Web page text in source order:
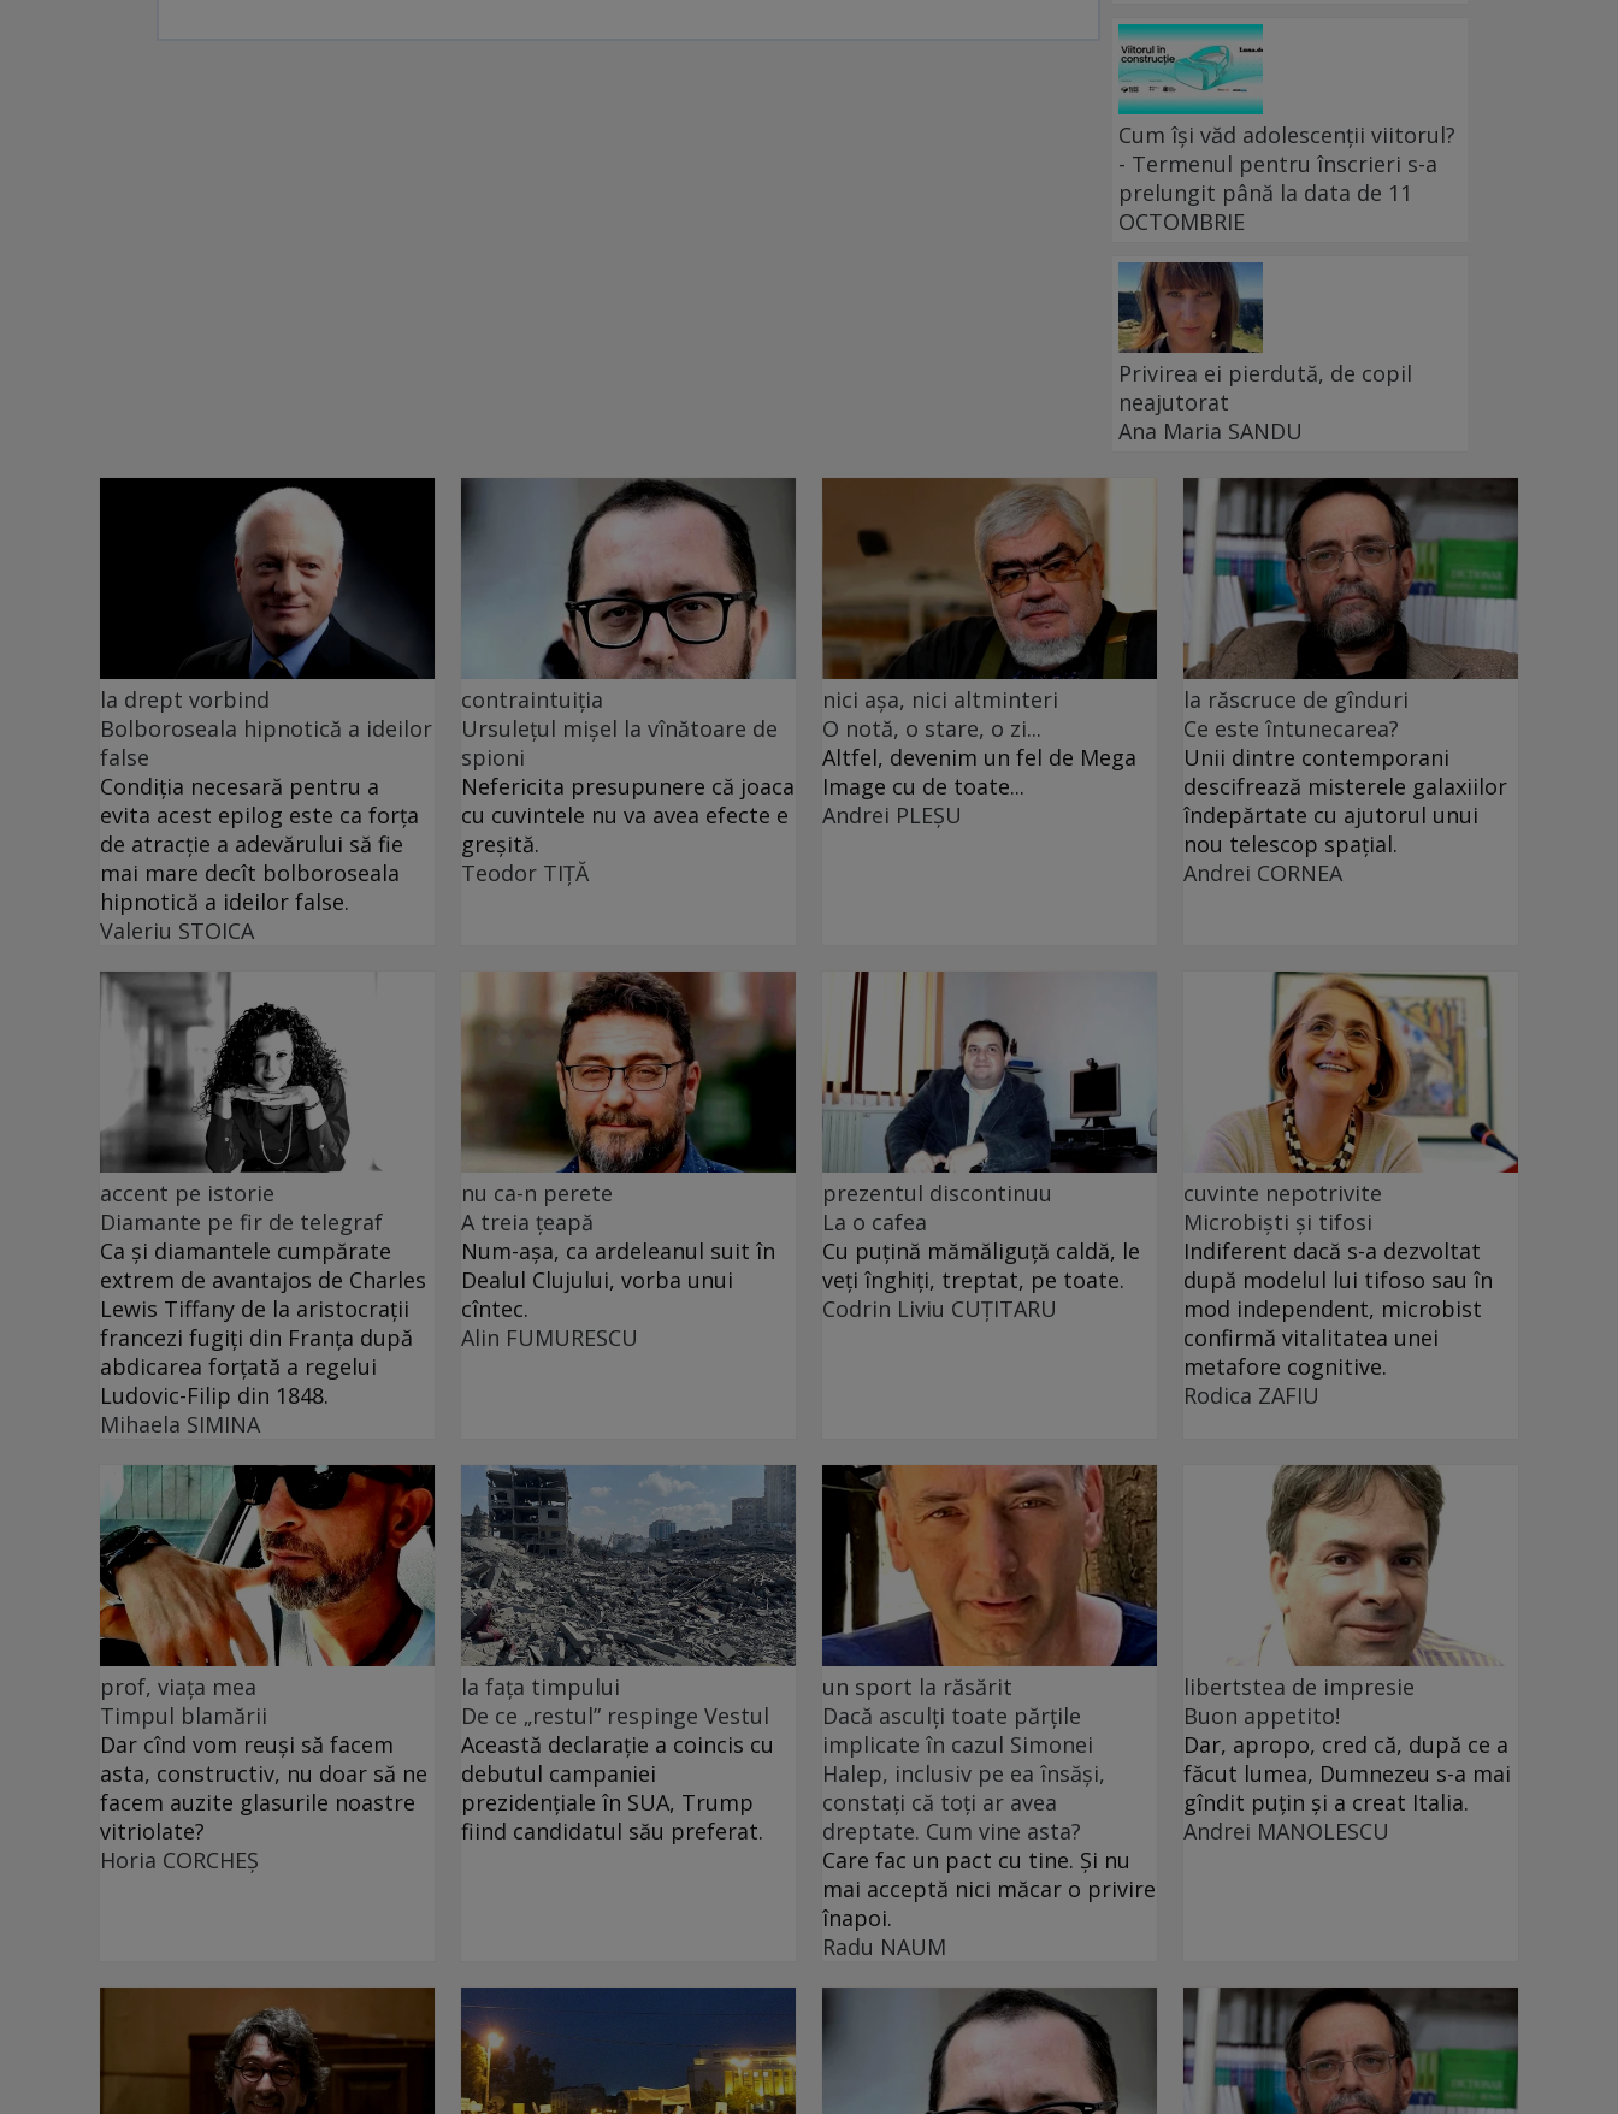
Cum își văd adolescenții viitorul?
- Termenul pentru înscrieri s-a
prelungit până la data de 11
OCTOMBRIE
Privirea ei pierdută, de copil
neajutorat
Ana Maria SANDU
la drept vorbind
Bolboroseala hipnotică a ideilor
false
Condiția necesară pentru a
evita acest epilog este ca forța
de atracție a adevărului să fie
mai mare decît bolboroseala
hipnotică a ideilor false.
Valeriu STOICA
contraintuiția
Ursulețul mișel la vînătoare de
spioni
Nefericita presupunere că joaca
cu cuvintele nu va avea efecte e
greșită.
Teodor TIŢĂ
nici așa, nici altminteri
O notă, o stare, o zi...
Altfel, devenim un fel de Mega
Image cu de toate...
Andrei PLEŞU
la răscruce de gînduri
Ce este întunecarea?
Unii dintre contemporani
descifrează misterele galaxiilor
îndepărtate cu ajutorul unui
nou telescop spațial.
Andrei CORNEA
accent pe istorie
Diamante pe fir de telegraf
Ca și diamantele cumpărate
extrem de avantajos de Charles
Lewis Tiffany de la aristocrații
francezi fugiți din Franța după
abdicarea forțată a regelui
Ludovic-Filip din 1848.
Mihaela SIMINA
nu ca-n perete
A treia țeapă
Num-așa, ca ardeleanul suit în
Dealul Clujului, vorba unui
cîntec.
Alin FUMURESCU
prezentul discontinuu
La o cafea
Cu puţină mămăliguţă caldă, le
veţi înghiţi, treptat, pe toate.
Codrin Liviu CUŢITARU
cuvinte nepotrivite
Microbiști și tifosi
Indiferent dacă s-a dezvoltat
după modelul lui tifoso sau în
mod independent, microbist
confirmă vitalitatea unei
metafore cognitive.
Rodica ZAFIU
prof, viața mea
Timpul blamării
Dar cînd vom reuși să facem
asta, constructiv, nu doar să ne
facem auzite glasurile noastre
vitriolate?
Horia CORCHEŞ
la fața timpului
De ce „restul” respinge Vestul
Această declarație a coincis cu
debutul campaniei
prezidențiale în SUA, Trump
fiind candidatul său preferat.
un sport la răsărit
Dacă asculți toate părțile
implicate în cazul Simonei
Halep, inclusiv pe ea însăși,
constați că toți ar avea
dreptate. Cum vine asta?
Care fac un pact cu tine. Și nu
mai acceptă nici măcar o privire
înapoi.
Radu NAUM
libertstea de impresie
Buon appetito!
Dar, apropo, cred că, după ce a
făcut lumea, Dumnezeu s-a mai
gîndit puțin și a creat Italia.
Andrei MANOLESCU